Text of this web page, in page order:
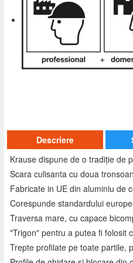
Descriere
Krause dispune de o tradiţie de
Scara culisanta cu doua
Fabricate in UE din aluminiu de
Corespunde standardului
Traversa mare, cu capace
"Trigon" pentru a putea fi folosit
Trepte profilate pe toate partile,